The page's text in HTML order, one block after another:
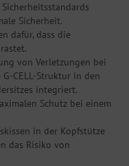
Sicherheit.
dafür, dass die
von Verletzungen bei
CELL-Struktur in den
integriert.
Schutz bei einem
in der Kopfstütze
das Risiko von